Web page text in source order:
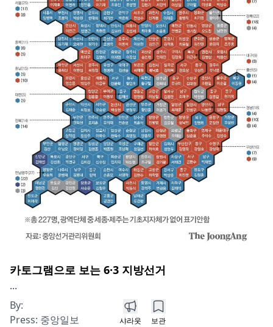
카토그램으로 보는 6·3 지방선거
...
By:
Press: 중앙일보 샤라웃 보관